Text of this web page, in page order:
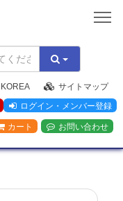
KOREA
サイトマップ
ログイン・メンバー登録
カート お問い合わせ